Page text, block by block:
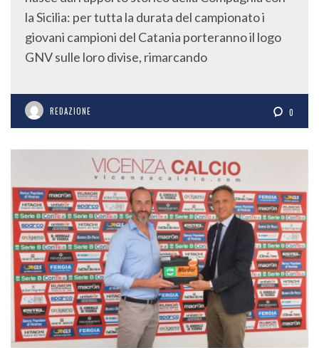
nasce dal rapporto storico della Compagnia con
la Sicilia: per tutta la durata del campionato i
giovani campioni del Catania porteranno il logo
GNV sulle loro divise, rimarcando